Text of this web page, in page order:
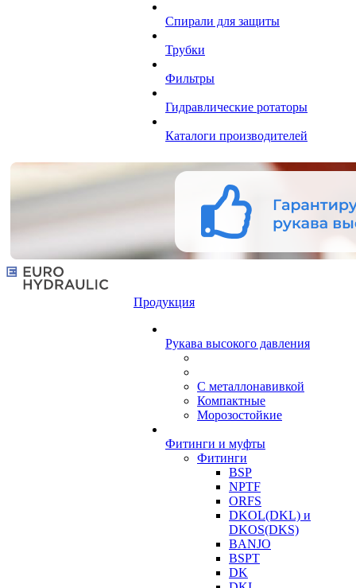
Спирали для защиты
Трубки
Фильтры
Гидравлические ротаторы
Каталоги производителей
Продукция
Рукава высокого давления
С металлонавивкой
Компактные
Морозостойкие
Фитинги и муфты
Фитинги
BSP
NPTF
ORFS
DKOL(DKL) и
DKOS(DKS)
BANJO
BSPT
DK